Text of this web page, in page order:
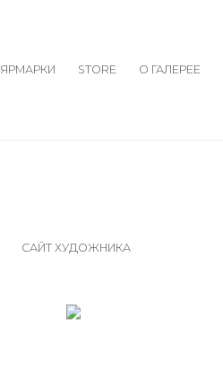
ЯРМАРКИ STORE О ГАЛЕРЕЕ
САЙТ ХУДОЖНИКА